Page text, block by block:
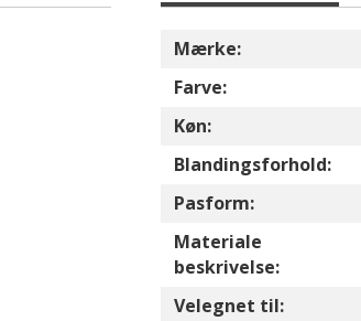
Mærke:
Farve:
Køn:
Blandingsforhold:
Pasform:
Materiale
beskrivelse:
Velegnet til: